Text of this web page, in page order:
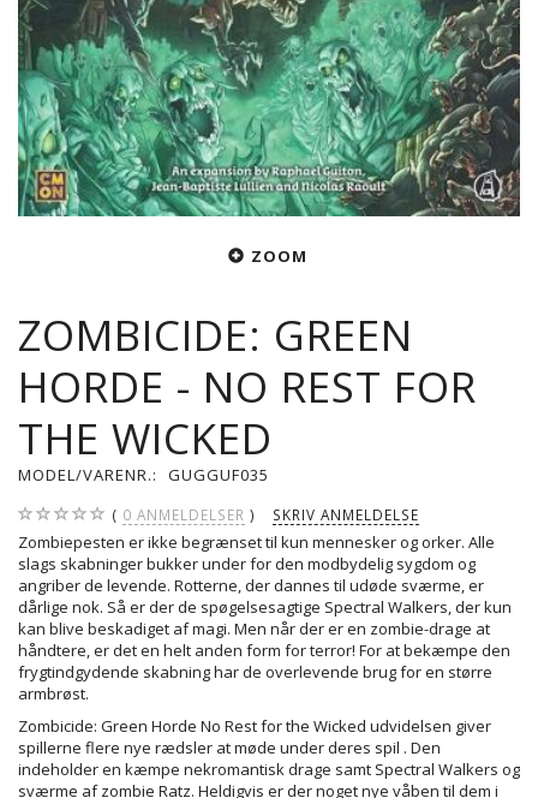
ZOOM
ZOMBICIDE: GREEN
HORDE - NO REST FOR
THE WICKED
MODEL/VARENR.: GUGGUF035
0 ANMELDELSER SKRIV ANMELDELSE
Zombiepesten er ikke begrænset til kun mennesker og orker. Alle
slags skabninger bukker under for den modbydelig sygdom og
angriber de levende. Rotterne, der dannes til udøde sværme, er
dårlige nok. Så er der de spøgelsesagtige Spectral Walkers, der kun
kan blive beskadiget af magi. Men når der er en zombie-drage at
håndtere, er det en helt anden form for terror! For at bekæmpe den
frygtindgydende skabning har de overlevende brug for en større
armbrøst.
Zombicide: Green Horde No Rest for the Wicked udvidelsen giver
spillerne flere nye rædsler at møde under deres spil . Den
indeholder en kæmpe nekromantisk drage samt Spectral Walkers og
sværme af zombie Ratz. Heldigvis er der noget nye våben til dem i